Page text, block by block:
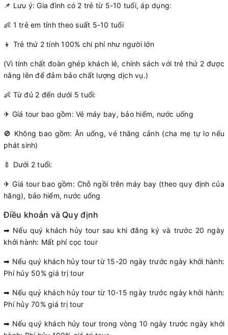
📌 Lưu ý: Gia đình có 2 trẻ từ 5-10 tuổi, áp dụng:
👶 1 trẻ em tính theo suất 5-10 tuổi
👦 Trẻ thứ 2 tính 100% chi phí như người lớn
(Vì tính chất đoàn ghép khách lẻ, chính sách với trẻ thứ 2 được
nâng lên để đảm bảo chất lượng dịch vụ.)
👶 Từ đủ 2 đến dưới 5 tuổi:
✈ Giá tour bao gồm: Vé máy bay, bảo hiểm, nước uống
🚫 Không bao gồm: Ăn uống, vé thắng cảnh (cha mẹ tự lo nếu
phát sinh)
🍼 Dưới 2 tuổi:
✈ Giá tour bao gồm: Chỗ ngồi trên máy bay (theo quy định của
hãng), bảo hiểm, nước uống
Điều khoản và Quy định
➡ Nếu quý khách hủy tour sau khi đăng ký và trước 20 ngày
khởi hành: Mất phí cọc tour
➡ Nếu quý khách hủy tour từ 15-20 ngày trước ngày khởi hành:
Phí hủy 50% giá trị tour
➡ Nếu quý khách hủy tour từ 10-15 ngày trước ngày khởi hành:
Phí hủy 70% giá trị tour
➡ Nếu quý khách hủy tour trong vòng 10 ngày trước ngày khởi